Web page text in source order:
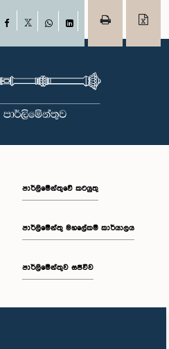
Facebook
WhatsAppLinkedIn
පාර්ලිමේන්තුවේ කටයුතු
පාර්ලිමේන්තු මහලේකම් කාර්යාලය
පාර්ලිමේන්තුව සජීවීව